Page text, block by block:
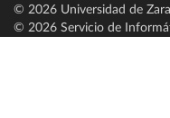
© 2026 Universidad de
© 2026 Servicio de